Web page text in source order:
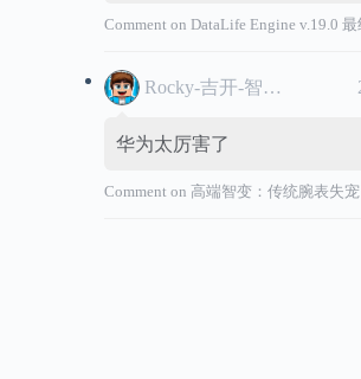
Comment onDataLife Engine v.19.0 最
Rocky-吉开-智能汽车
华为太厉害了
Comment on高端智变：传统腕表失宠，华为